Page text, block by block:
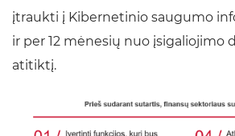
įtraukti į Kibernetinio saugumo
ir per 12 mėnesių nuo įsigaliojimo
atitiktį.